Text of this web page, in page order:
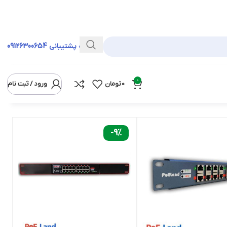
خط ویژه پشتیبانی 09126300654
0
0تومان ورود / ثبت نام
-9%